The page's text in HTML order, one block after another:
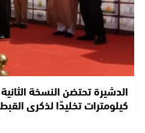
كيلومترات تخليدًا لذكرى